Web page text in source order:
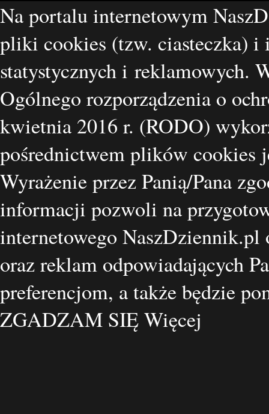
Na portalu internetowym
pliki cookies (tzw. ciasteczka)
statystycznych i reklamowych.
Ogólnego rozporządzenia o
kwietnia 2016 r. (RODO)
pośrednictwem plików cookies
Wyrażenie przez Panią/Pana
informacji pozwoli na
internetowego NaszDziennik.pl
oraz reklam odpowiadających
preferencjom, a także będzie
ZGADZAM SIĘWięcej